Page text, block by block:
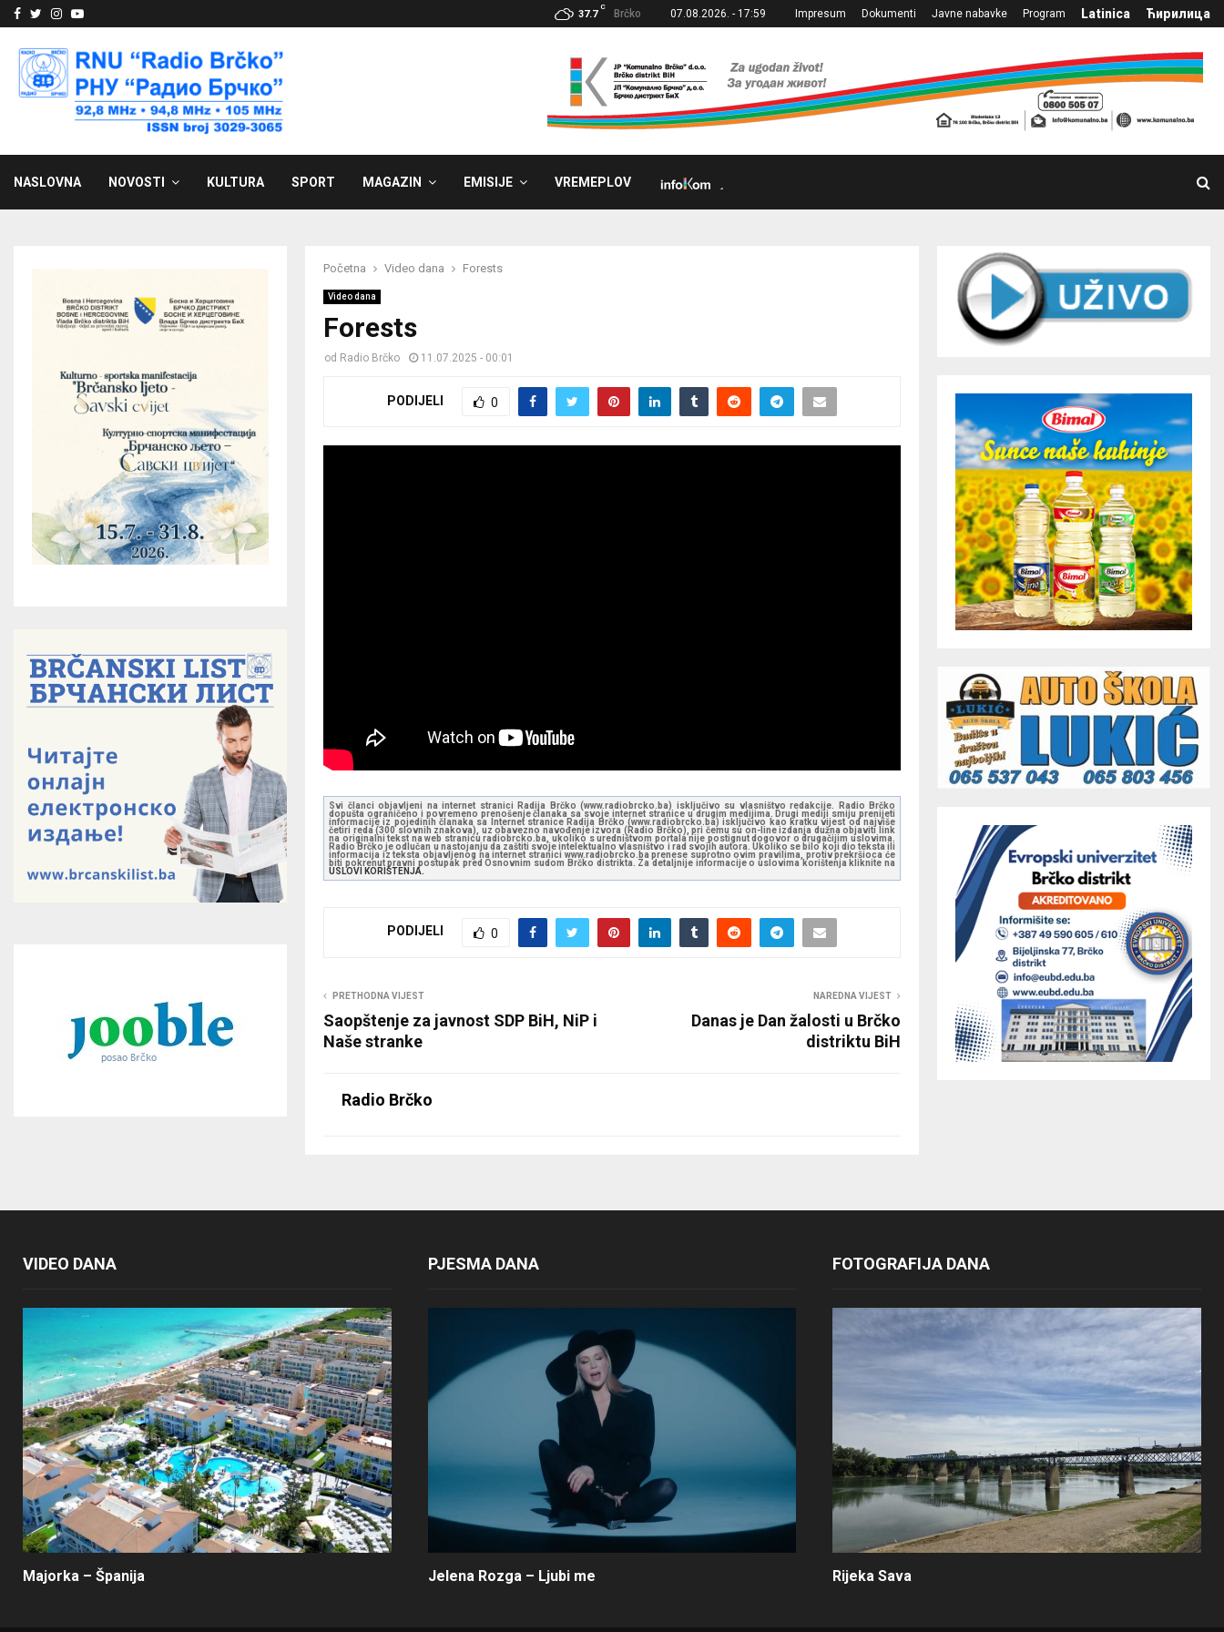
Facebook
Twitter
Instagram
Youtube 37.7
C
Brčko 07.08.2026. - 17:59 Impresum Dokumenti Javne nabavke Program Latinica Ћирилица
NASLOVNA NOVOSTI KULTURA SPORT MAGAZIN EMISIJE VREMEPLOV
Početna Video dana Forests
Video dana
Forests
od Radio Brčko 11.07.2025 - 00:01
PODIJELI 0
Svi članci objavljeni na internet stranici Radija Brčko (www.radiobrcko.ba) isključivo su vlasništvo redakcije. Radio Brčko
dopušta ograničeno i povremeno prenošenje članaka sa svoje internet stranice u drugim medijima. Drugi mediji smiju prenijeti
informacije iz pojedinih članaka sa Internet stranice Radija Brčko (www.radiobrcko.ba) isključivo kao kratku vijest od najviše
četiri reda (300 slovnih znakova), uz obavezno navođenje izvora (Radio Brčko), pri čemu su on-line izdanja dužna objaviti link
na originalni tekst na web stranicu radiobrcko.ba, ukoliko s uredništvom portala nije postignut dogovor o drugačijim uslovima.
Radio Brčko je odlučan u nastojanju da zaštiti svoje intelektualno vlasništvo i rad svojih autora. Ukoliko se bilo koji dio teksta ili
informacija iz teksta objavljenog na internet stranici www.radiobrcko.ba prenese suprotno ovim pravilima, protiv prekršioca će
biti pokrenut pravni postupak pred Osnovnim sudom Brčko distrikta. Za detaljnije informacije o uslovima korištenja kliknite na
USLOVI KORIŠTENJA.
PODIJELI 0
PRETHODNA VIJEST
Saopštenje za javnost SDP BiH, NiP i
Naše stranke
NAREDNA VIJEST
Danas je Dan žalosti u Brčko
distriktu BiH
Radio Brčko
VIDEO DANA
Majorka – Španija
PJESMA DANA
Jelena Rozga – Ljubi me
FOTOGRAFIJA DANA
Rijeka Sava